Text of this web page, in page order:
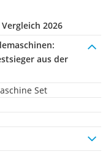
2026
aus der
Set